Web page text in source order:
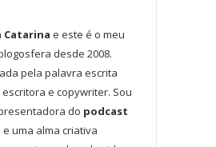
Catarina e este é o meu
desde 2008.
pela palavra escrita
e copywriter. Sou
do podcast
e uma alma criativa